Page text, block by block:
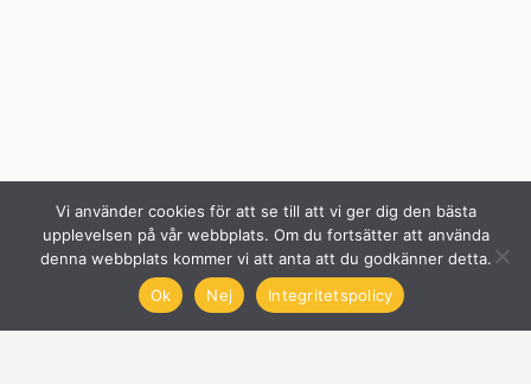
Vi använder cookies för att se till att vi ger dig den bästa
upplevelsen på vår webbplats. Om du fortsätter att använda
denna webbplats kommer vi att anta att du godkänner detta.
Ok
Nej Integritetspolicy